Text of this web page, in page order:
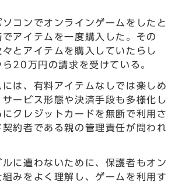
コンでオンラインゲームをしたと
アイテムを一度購入した。その
とアイテムを購入していたらし
20万円の請求を受けている。
は、有料アイテムなしでは楽しめ
ービス形態や決済手段も多様化し
クレジットカードを無断で利用さ
約者である親の管理責任が問われ
に遭わないために、保護者もオン
みをよく理解し、ゲームを利用す